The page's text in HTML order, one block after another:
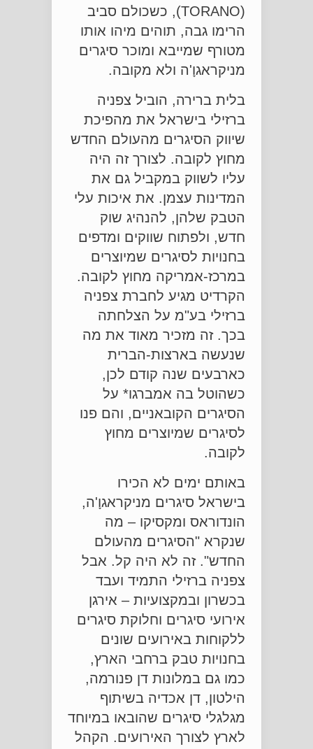
(TORANO), כשכולם סביב
הרימו גבה, תוהים מיהו אותו
מטורף שמייבא ומוכר סיגרים
מניקראגוָ'ה ולא מקובה.
בלית ברירה, הוביל צפניה
ברזילי בישראל את מהפיכת
שיווק הסיגרים מהעולם החדש
מחוץ לקובה. לצורך זה היה
עליו לשווק במקביל גם את
המדינות עצמן. את איכות עלי
הטבק שלהן, להנהיג שוק
חדש, ולפתוח שווקים ומדפים
בחנויות לסיגרים שמיוצרים
במרכז-אמריקה מחוץ לקובה.
הקרדיט מגיע לחברת צפניה
ברזילי בע"מ על הצלחתה
בכך. זה מזכיר מאוד את מה
שנעשה בארצות-הברית
כארבעים שנה קודם לכן,
כשהוטל בה אמברגו* על
הסיגרים הקובאניים, והם פנו
לסיגרים שמיוצרים מחוץ
לקובה.
באותם ימים לא הכירו
בישראל סיגרים מניקראגוָ'ה,
הונדוראס ומקסיקו – מה
שנקרא "הסיגרים מהעולם
החדש". זה לא היה קל. אבל
צפניה ברזילי התמיד ועבד
בכשרון ובמקצועיות – אירגן
אירועי סיגרים וחלוקת סיגרים
ללקוחות באירועים שונים
בחנויות טבק ברחבי הארץ,
כמו גם במלונות דן פנורמה,
הילטון, דן אכדיה בשיתוף
מגלגלי סיגרים שהובאו במיוחד
לארץ לצורך האירועים. הקהל